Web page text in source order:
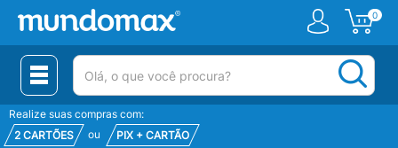
0
(pesquisar)
Realize suas compras com:
2 CARTÕES
ou PIX + CARTÃO